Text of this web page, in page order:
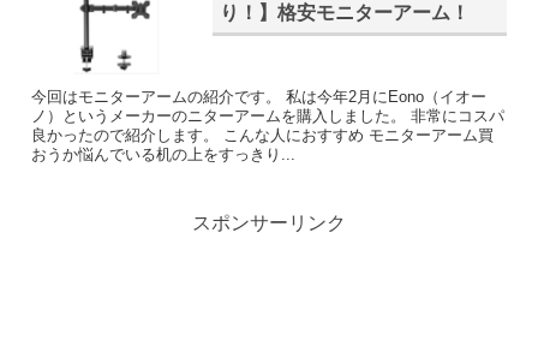
り！】格安モニターアーム！
今回はモニターアームの紹介です。 私は今年2月にEono（イオー
ノ）というメーカーのニターアームを購入しました。 非常にコスパ
良かったので紹介します。 こんな人におすすめ モニターアーム買
おうか悩んでいる机の上をすっきり...
スポンサーリンク